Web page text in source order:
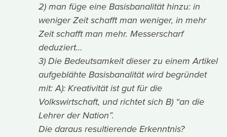
2) man füge eine Basisbanalität hinzu: in
weniger Zeit schafft man weniger, in mehr
Zeit schafft man mehr. Messerscharf
deduziert…
3) Die Bedeutsamkeit dieser zu einem Artikel
aufgeblähte Basisbanalität wird begründet
mit: A): Kreativität ist gut für die
Volkswirtschaft, und richtet sich B) “an die
Lehrer der Nation”.
Die daraus resultierende Erkenntnis?